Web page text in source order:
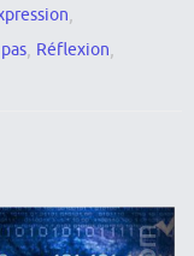
,
, Réflexion,